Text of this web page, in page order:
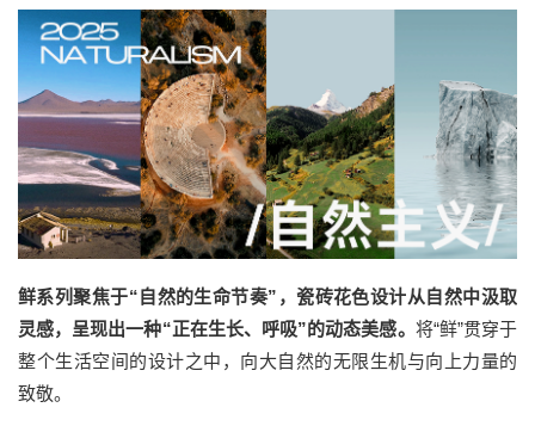
鲜系列聚焦于“自然的生命节奏”，瓷砖花色设计从自然中汲取
灵感，呈现出一种“正在生长、呼吸”的动态美感。 将“鲜”贯穿于
整个生活空间的设计之中，向大自然的无限生机与向上力量的
致敬。